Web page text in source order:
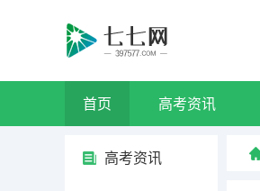
首页 高考资讯
高考资讯